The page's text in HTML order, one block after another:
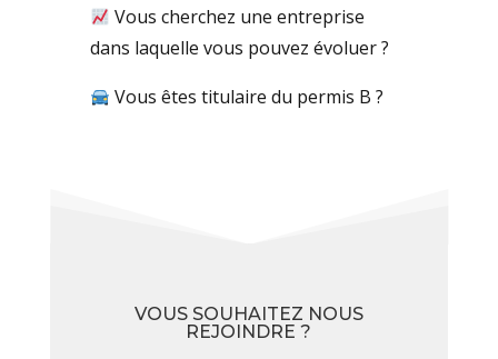
Vous cherchez une entreprise
dans laquelle vous pouvez évoluer ?
Vous êtes titulaire du permis B ?
VOUS SOUHAITEZ NOUS
REJOINDRE ?